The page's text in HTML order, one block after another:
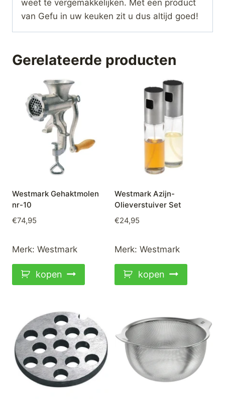
weet te vergemakkelijken. Met een product
van Gefu in uw keuken zit u dus altijd goed!
Gerelateerde producten
Westmark Gehaktmolen
nr-10
€74,95
Merk: Westmark
kopen
Westmark Azijn-
Olieverstuiver Set
€24,95
Merk: Westmark
kopen